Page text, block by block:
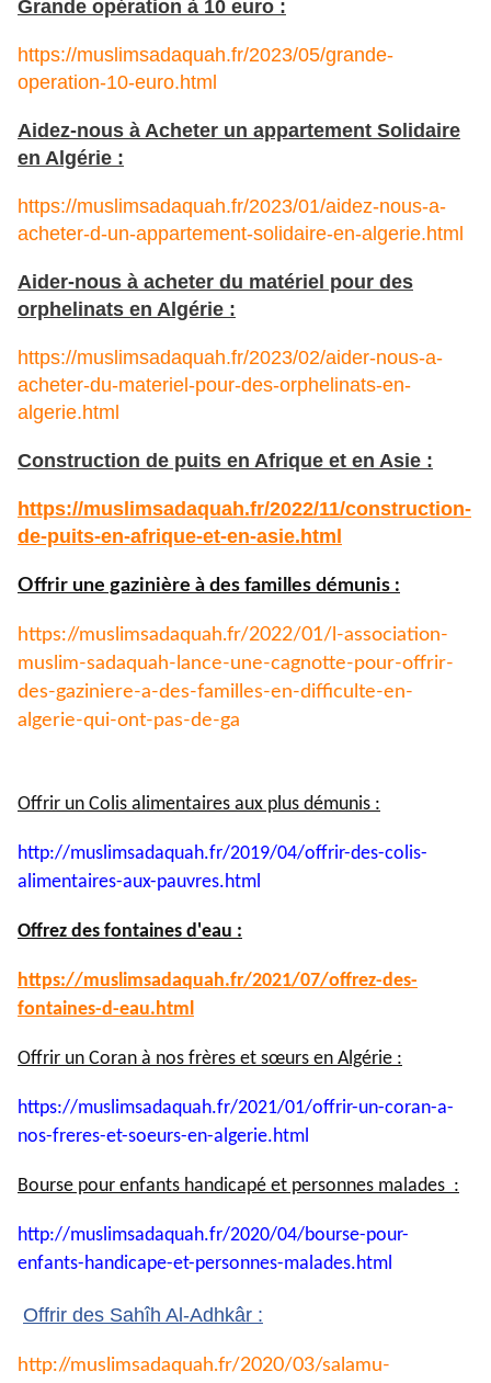
Grande opération à 10 euro :
https://muslimsadaquah.fr/2023/05/grande-
operation-10-euro.html
Aidez-nous à Acheter un appartement Solidaire
en Algérie :
https://muslimsadaquah.fr/2023/01/aidez-nous-a-
acheter-d-un-appartement-solidaire-en-algerie.html
Aider-nous à acheter du matériel pour des
orphelinats en Algérie :
https://muslimsadaquah.fr/2023/02/aider-nous-a-
acheter-du-materiel-pour-des-orphelinats-en-
algerie.html
Construction de puits en Afrique et en Asie :
https://muslimsadaquah.fr/2022/11/construction-
de-puits-en-afrique-et-en-asie.html
Offrir une gazinière à des familles démunis :
https://muslimsadaquah.fr/2022/01/l-association-
muslim-sadaquah-lance-une-cagnotte-pour-offrir-
des-gaziniere-a-des-familles-en-difficulte-en-
algerie-qui-ont-pas-de-ga
Offrir un Colis alimentaires aux plus démunis :
http://muslimsadaquah.fr/2019/04/offrir-des-colis-
alimentaires-aux-pauvres.html
Offrez des fontaines d'eau :
https://muslimsadaquah.fr/2021/07/offrez-des-
fontaines-d-eau.html
Offrir un Coran à nos frères et sœurs en Algérie :
https://muslimsadaquah.fr/2021/01/offrir-un-coran-a-
nos-freres-et-soeurs-en-algerie.html
Bourse pour enfants handicapé et personnes malades :
http://muslimsadaquah.fr/2020/04/bourse-pour-
enfants-handicape-et-personnes-malades.html
Offrir des Sahîh Al-Adhkâr :
http://muslimsadaquah.fr/2020/03/salamu-